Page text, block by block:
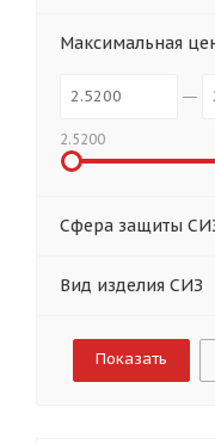
Максимальная
2.5200
Сфера защиты
Вид изделия СИЗ